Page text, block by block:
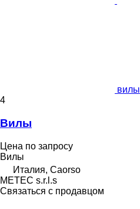
вилы
4
Вилы
Цена по запросу
Вилы
Италия, Caorso
METEC s.r.l.s
Связаться с продавцом